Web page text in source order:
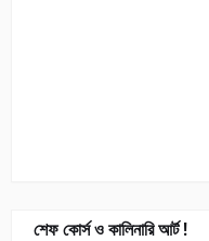
শেফ কোর্স ও কালিনারি আর্ট !